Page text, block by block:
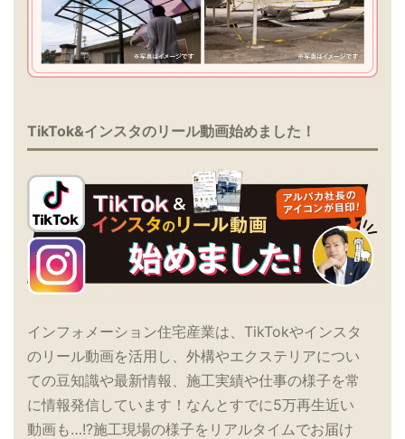
TikTok&インスタのリール動画始めました！
インフォメーション住宅産業は、TikTokやインスタ
のリール動画を活用し、外構やエクステリアについ
ての豆知識や最新情報、施工実績や仕事の様子を常
に情報発信しています！なんとすでに5万再生近い
動画も…!?施工現場の様子をリアルタイムでお届け